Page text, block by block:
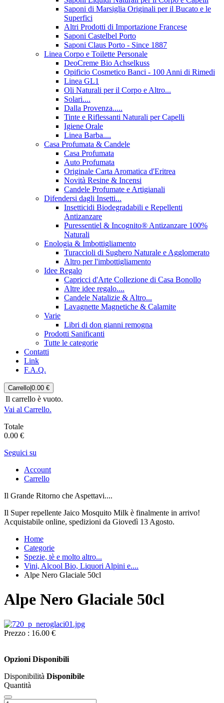
Saponi di Marsiglia Originali per il Bucato e le
Superfici
Altri Prodotti di Importazione Francese
Saponi Castelbel Porto
Saponi Claus Porto - Since 1887
Linea Corpo e Toilette Personale
DeoCreme Bio Achselkuss
Opificio Cosmetico Banci - 100 Anni di Rimedi
Linea GL1
Oli Naturali per il Corpo e Altro...
Solari....
Dalla Provenza.....
Tinte e Riflessanti Naturali per Capelli
Igiene Orale
Linea Barba....
Casa Profumata & Candele
Casa Profumata
Auto Profumata
Originale Carta Aromatica d'Eritrea
Novità Resine & Incensi
Candele Profumate e Artigianali
Difendersi dagli Insetti...
Insetticidi Biodegradabili e Repellenti
Antizanzare
Puressentiel & Incognito® Antizanzare 100%
Naturali
Enologia & Imbottigliamento
Turaccioli di Sughero Naturale e Agglomerato
Altro per l'imbottigliamento
Idee Regalo
Capricci d'Arte Collezione di Casa Bonollo
Altre idee regalo....
Candele Natalizie & Altro...
Lavagnette Magnetiche & Calamite
Varie
Libri di don gianni remogna
Prodotti Sanificanti
Tutte le categorie
Contatti
Link
F.A.Q.
Carrello 0.00 €
Il carrello è vuoto.
Vai al Carrello.
Totale
0.00 €
Seguici su
Account
Carrello
Il Grande Ritorno che Aspettavi....
Il Super repellente Jaico Mosquito Milk è finalmente in arrivo!
Acquistabile online, spedizioni da Giovedì 13 Agosto.
Home
Categorie
Spezie, tè e molto altro...
Vini, Alcool Bio, Liquori Alpini e....
Alpe Nero Glaciale 50cl
Alpe Nero Glaciale 50cl
Prezzo : 16.00 €
Opzioni Disponibili
Disponibilità Disponibile
Quantità